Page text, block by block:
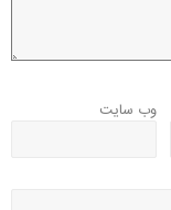
وب‌ سایت